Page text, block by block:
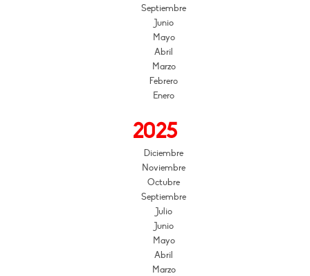
Septiembre
Junio
Mayo
Abril
Marzo
Febrero
Enero
2025
Diciembre
Noviembre
Octubre
Septiembre
Julio
Junio
Mayo
Abril
Marzo